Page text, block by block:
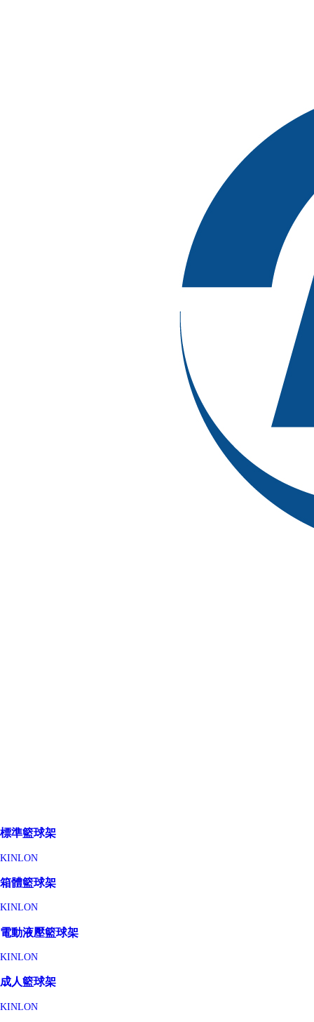
標準籃球架
KINLON
箱體籃球架
KINLON
電動液壓籃球架
KINLON
成人籃球架
KINLON